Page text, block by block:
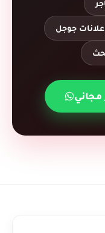
جوجل